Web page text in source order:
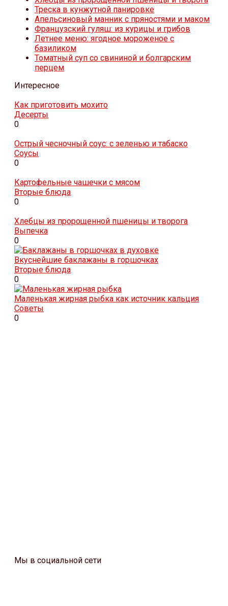
Треска в кунжутной панировке
Апельсиновый манник с пряностями и маком
Французский гуляш: из курицы и грибов
Летнее меню: ягодное мороженое с
базиликом
Томатный суп со свининой и болгарским
перцем
Интересное
Как приготовить мохито
Десерты
0
Острый чесночный соус: с зеленью и табаско
Соусы
0
Картофельные чашечки с мясом
Вторые блюда
0
Хлебцы из пророщенной пшеницы и творога
Выпечка
0
Вкуснейшие баклажаны в горшочках
Вторые блюда
0
Маленькая жирная рыбка как источник кальция
Советы
0
Мы в социальной сети